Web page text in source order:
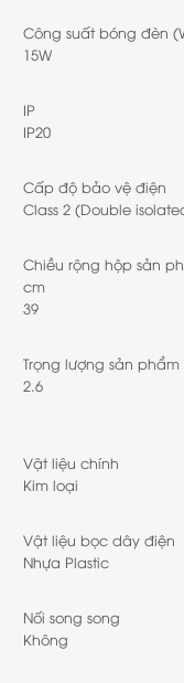
Công suất bóng đèn
15W
IP
IP20
Cấp độ bảo vệ điện
Class 2 (Double
Chiều rộng hộp sản
cm
39
Trọng lượng sản phẩm
2.6
Vật liệu chính
Kim loại
Vật liệu bọc dây điện
Nhựa Plastic
Nối song song
Không